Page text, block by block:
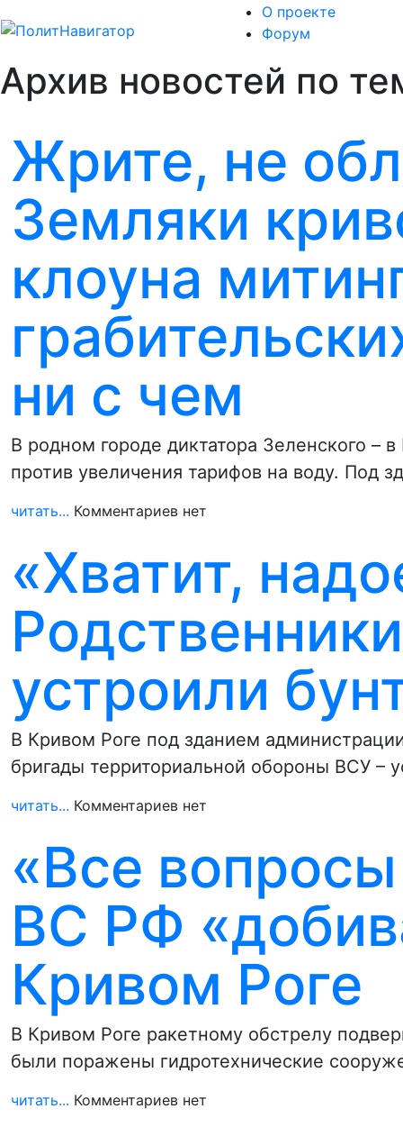
О проекте
Форум
Архив новостей по
Жрите, не
Земляки
клоуна
ни с чем
В родном городе диктатора Зеленского
против увеличения тарифов на воду. Под
читать... Комментариев нет
«Хватит,
устроили
В Кривом Роге под зданием
бригады территориальной обороны ВСУ –
читать... Комментариев нет
«Все
ВС РФ
Кривом Роге
В Кривом Роге ракетному обстрелу
были поражены гидротехнические
читать... Комментариев нет